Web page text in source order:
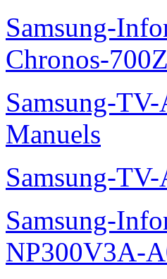
Samsung-
Chronos-
Samsung-
Manuels
Samsung-
Samsung-
NP300V3A-